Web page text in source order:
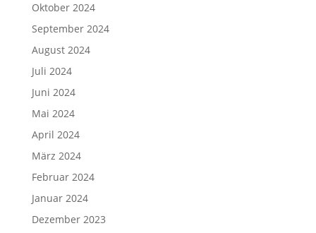
Oktober 2024
September 2024
August 2024
Juli 2024
Juni 2024
Mai 2024
April 2024
März 2024
Februar 2024
Januar 2024
Dezember 2023